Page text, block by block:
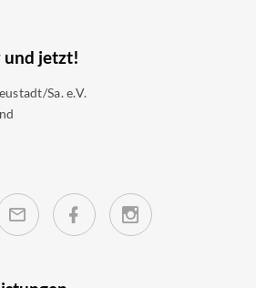
jetzt!
Sa. e.V.